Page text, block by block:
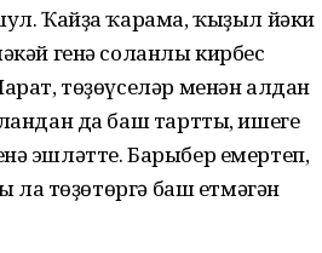
Ҡайҙа ҡарама, ҡыҙыл йәки
генә соланлы кирбес
төҙөүселәр менән алдан
да баш тартты, ишеге
эшләтте. Барыбер емертеп,
ла төҙөтөргә баш етмәгән